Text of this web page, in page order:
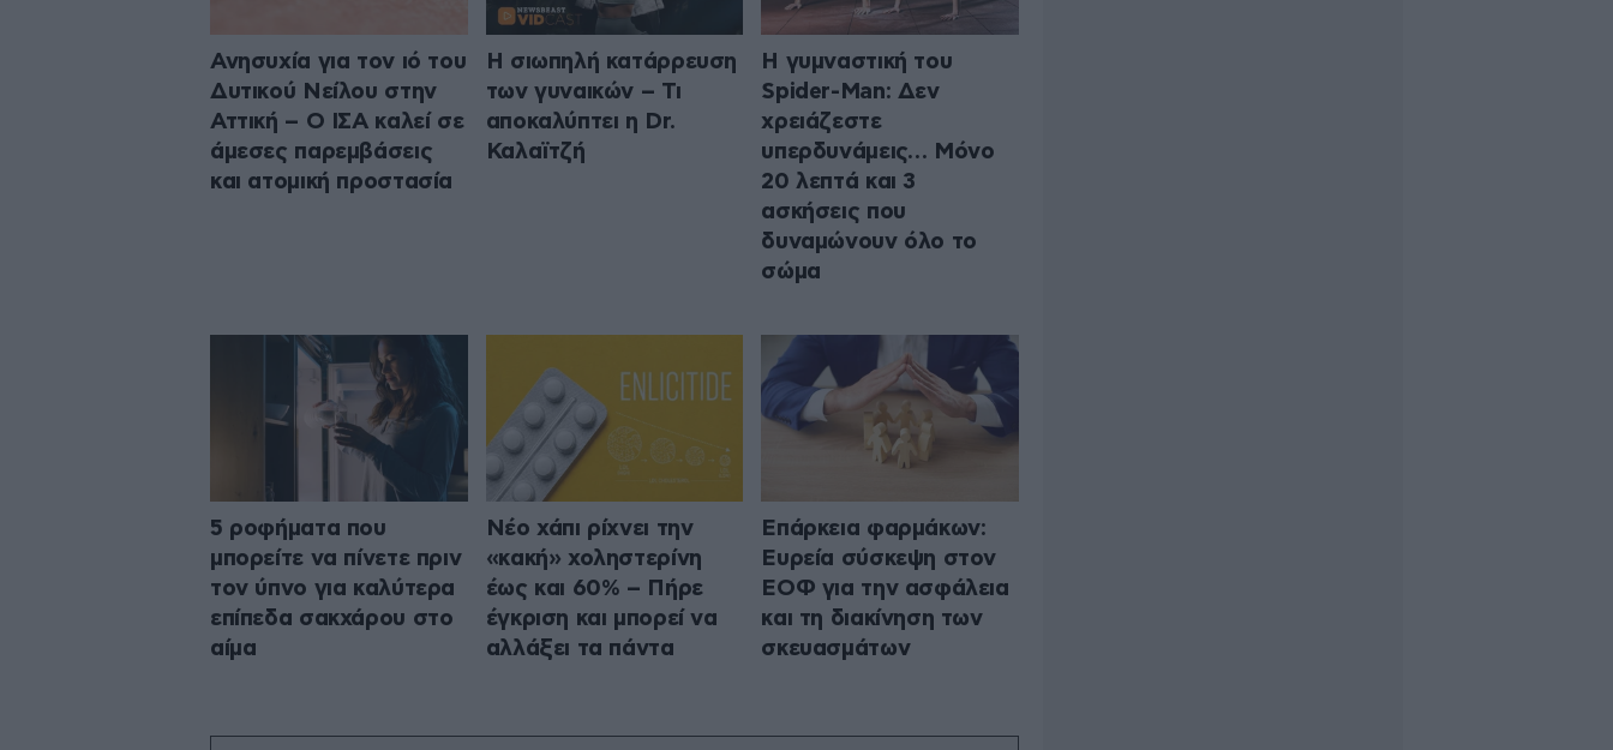
Ανησυχία για τον ιό του
Δυτικού Νείλου στην
Αττική – Ο ΙΣΑ καλεί σε
άμεσες παρεμβάσεις
και ατομική προστασία
Η σιωπηλή κατάρρευση
των γυναικών – Τι
αποκαλύπτει η Dr.
Καλαϊτζή
Η γυμναστική του
Spider-Man: Δεν
χρειάζεστε
υπερδυνάμεις… Μόνο
20 λεπτά και 3
ασκήσεις που
δυναμώνουν όλο το
σώμα
5 ροφήματα που
μπορείτε να πίνετε πριν
τον ύπνο για καλύτερα
επίπεδα σακχάρου στο
αίμα
Νέο χάπι ρίχνει την
«κακή» χοληστερίνη
έως και 60% – Πήρε
έγκριση και μπορεί να
αλλάξει τα πάντα
Επάρκεια φαρμάκων:
Ευρεία σύσκεψη στον
ΕΟΦ για την ασφάλεια
και τη διακίνηση των
σκευασμάτων